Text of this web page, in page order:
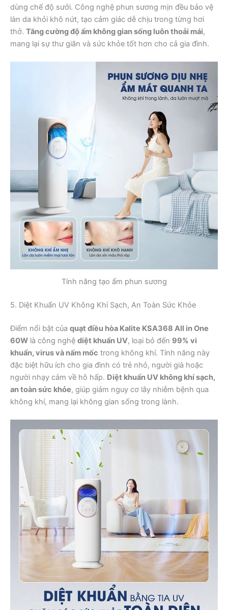
dùng chế độ sưởi. Công nghệ phun sương mịn đều bảo vệ
làn da khỏi khô nứt, tạo cảm giác dễ chịu trong từng hơi
thở. Tăng cường độ ẩm không gian sống luôn thoải mái,
mang lại sự thư giãn và sức khỏe tốt hơn cho cả gia đình.
Tính năng tạo ẩm phun sương
5. Diệt Khuẩn UV Không Khí Sạch, An Toàn Sức Khỏe
Điểm nổi bật của quạt điều hòa Kalite KSA368 All in One
60W là công nghệ diệt khuẩn UV, loại bỏ đến 99% vi
khuẩn, virus và nấm mốc trong không khí. Tính năng này
đặc biệt hữu ích cho gia đình có trẻ nhỏ, người già hoặc
người nhạy cảm về hô hấp. Diệt khuẩn UV không khí sạch,
an toàn sức khỏe, giúp giảm nguy cơ lây nhiễm bệnh qua
không khí, mang lại không gian sống trong lành.